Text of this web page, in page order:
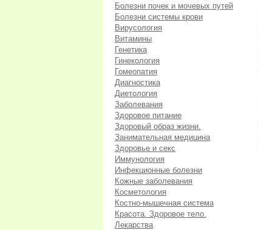
Болезни почек и мочевых путей
Болезни системы крови
Вирусология
Витамины
Генетика
Гинекология
Гомеопатия
Диагностика
Диетология
Заболевания
Здоровое питание
Здоровый образ жизни.
Занимательная медицина
Здоровье и секс
Иммунология
Инфекционные болезни
Кожные заболевания
Косметология
Костно-мышечная система
Красота. Здоровое тело.
Лекарства